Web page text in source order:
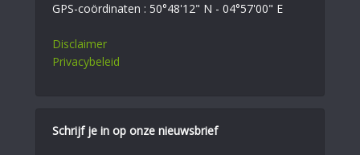
GPS-coördinaten : 50°48'12" N - 04°57'00" E
Disclaimer
Privacybeleid
Schrijf je in op onze nieuwsbrief